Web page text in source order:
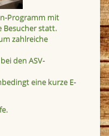
Programm mit
Besucher statt.
zahlreiche
den ASV-
eine kurze E-